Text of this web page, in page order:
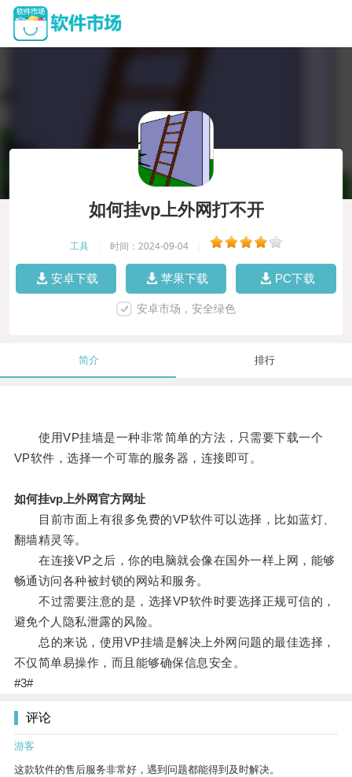
如何挂vp上外网打不开
工具 时间：2024-09-04
安卓下载 苹果下载 PC下载
安卓市场，安全绿色
简介 排行
使用VP挂墙是一种非常简单的方法，只需要下载一个
VP软件，选择一个可靠的服务器，连接即可。
如何挂vp上外网官方网址
目前市面上有很多免费的VP软件可以选择，比如蓝灯、
翻墙精灵等。
在连接VP之后，你的电脑就会像在国外一样上网，能够
畅通访问各种被封锁的网站和服务。
不过需要注意的是，选择VP软件时要选择正规可信的，
避免个人隐私泄露的风险。
总的来说，使用VP挂墙是解决上外网问题的最佳选择，
不仅简单易操作，而且能够确保信息安全。
#3#
评论
游客
这款软件的售后服务非常好，遇到问题都能得到及时解决。